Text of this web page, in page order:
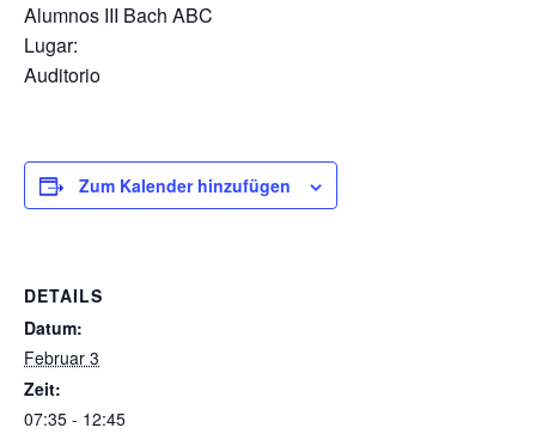
Alumnos III Bach ABC
Lugar:
Auditorio
Zum Kalender hinzufügen
DETAILS
Datum:
Februar 3
Zeit:
07:35 - 12:45